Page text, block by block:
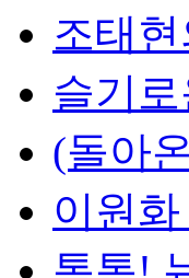
조태
슬기
(돌아
이원